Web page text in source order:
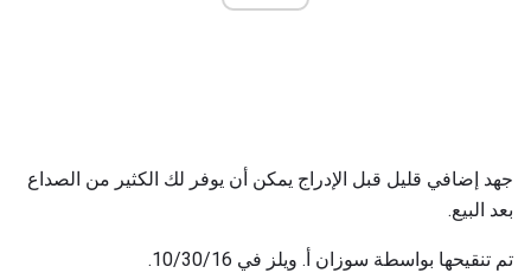
جهد إضافي قليل قبل الإدراج يمكن أن يوفر لك الكثير من الصداع
بعد البيع.
تم تنقيحها بواسطة سوزان أ. ويلز في 10/30/16.